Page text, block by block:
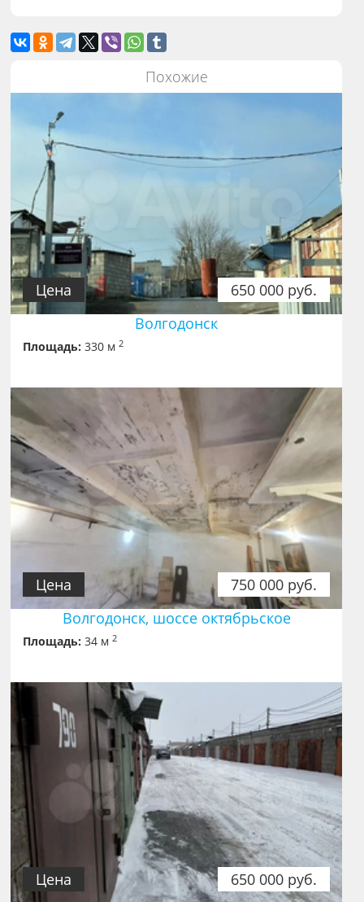
Похожие
650 000 руб.
Цена
Волгодонск
Площадь: 330 м2
750 000 руб.
Цена
Волгодонск, шоссе октябрьское
Площадь: 34 м2
650 000 руб.
Цена